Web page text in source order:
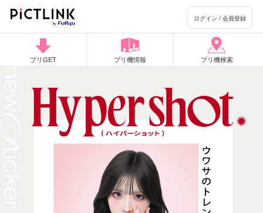
ログイン / 会員登録
プリGET プリ機情報 プリ機検索